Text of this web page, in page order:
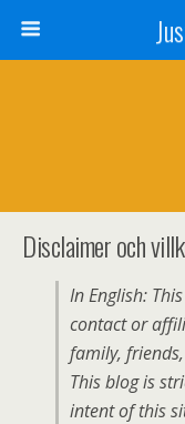
Disclaimer och
In English:
contact or
family,
This blog is
intent of this